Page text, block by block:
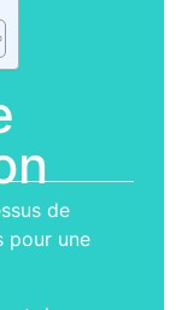
de
pour une